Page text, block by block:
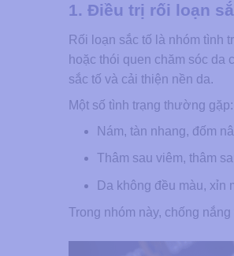
1. Điều trị rối loạn
Rối loạn sắc tố là nhóm tình
hoặc thói quen chăm sóc
sắc tố và cải thiện nền da.
Một số tình trạng thường gặp:
Nám, tàn nhang, đốm
Thâm sau viêm, thâm
Da không đều màu, xỉn
Trong nhóm này, chống